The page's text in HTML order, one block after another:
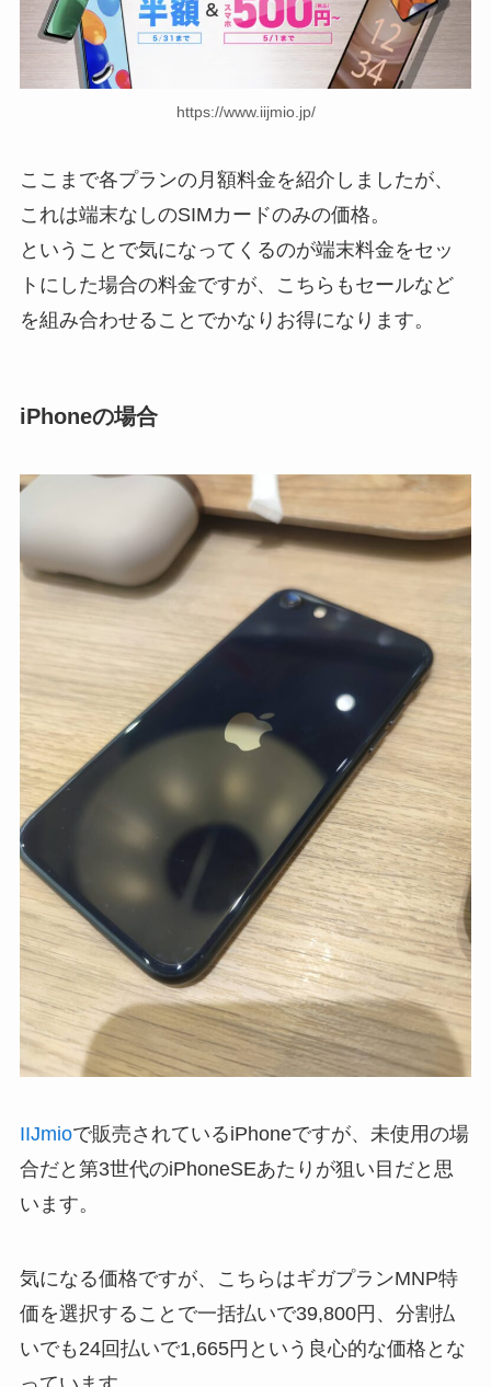
https://www.iijmio.jp/
ここまで各プランの月額料金を紹介しましたが、
これは端末なしのSIMカードのみの価格。
ということで気になってくるのが端末料金をセッ
トにした場合の料金ですが、こちらもセールなど
を組み合わせることでかなりお得になります。
iPhoneの場合
IIJmioで販売されているiPhoneですが、未使用の場
合だと第3世代のiPhoneSEあたりが狙い目だと思
います。
気になる価格ですが、こちらはギガプランMNP特
価を選択することで一括払いで39,800円、分割払
いでも24回払いで1,665円 という良心的な価格とな